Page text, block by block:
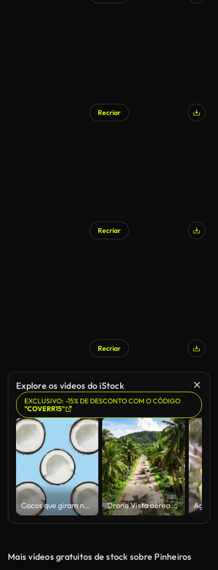
Recriar
Recriar
Recriar
Explore os vídeos do iStock
EXCLUSIVO: -15% DE DESCONTO COM O CÓDIGO
"COVERR15"
Cocos que giram no fundo azul Drone Vista aérea floresta de coco verde na Ilha de Siargao, nas Filipinas. cena rural, selva tropical.
Mais vídeos gratuitos de stock sobre Pinheiros